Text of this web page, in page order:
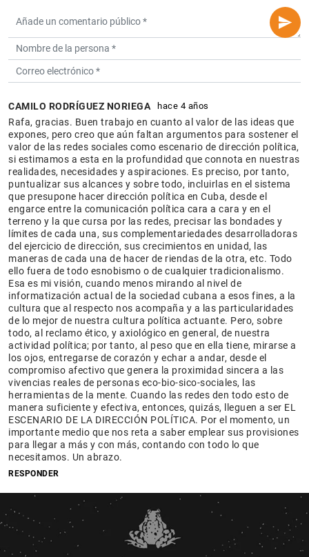
CAMILO RODRÍGUEZ NORIEGA hace 4 años
Rafa, gracias. Buen trabajo en cuanto al valor de las ideas que
expones, pero creo que aún faltan argumentos para sostener el
valor de las redes sociales como escenario de dirección política,
si estimamos a esta en la profundidad que connota en nuestras
realidades, necesidades y aspiraciones. Es preciso, por tanto,
puntualizar sus alcances y sobre todo, incluirlas en el sistema
que presupone hacer dirección política en Cuba, desde el
engarce entre la comunicación política cara a cara y en el
terreno y la que cursa por las redes, precisar las bondades y
límites de cada una, sus complementariedades desarrolladoras
del ejercicio de dirección, sus crecimientos en unidad, las
maneras de cada una de hacer de riendas de la otra, etc. Todo
ello fuera de todo esnobismo o de cualquier tradicionalismo.
Esa es mi visión, cuando menos mirando al nivel de
informatización actual de la sociedad cubana a esos fines, a la
cultura que al respecto nos acompaña y a las particularidades
de lo mejor de nuestra cultura política actuante. Pero, sobre
todo, al reclamo ético, y axiológico en general, de nuestra
actividad política; por tanto, al peso que en ella tiene, mirarse a
los ojos, entregarse de corazón y echar a andar, desde el
compromiso afectivo que genera la proximidad sincera a las
vivencias reales de personas eco-bio-sico-sociales, las
herramientas de la mente. Cuando las redes den todo esto de
manera suficiente y efectiva, entonces, quizás, lleguen a ser EL
ESCENARIO DE LA DIRECCIÓN POLÍTICA. Por el momento, un
importante medio que nos reta a saber emplear sus provisiones
para llegar a más y con más, contando con todo lo que
necesitamos. Un abrazo.
RESPONDER